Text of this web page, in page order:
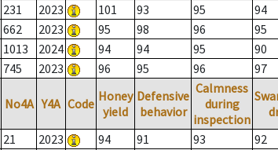
231 2023 101 93 95 94
662 2023 95 98 96 95
1013 2024 94 94 95 90
745 2023 96 95 96 97
No4A Y4A Code Honey
yield
Defensive
behavior
Calmness
during
inspection
21 2023 94 91 93 92